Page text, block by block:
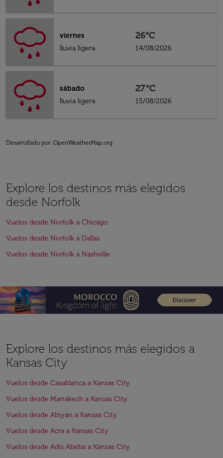
viernes
lluvia ligera
26°C
14/08/2026
sábado
lluvia ligera
27°C
15/08/2026
Desarrollado por: OpenWeatherMap.org
Explore los destinos más elegidos
desde Norfolk
Vuelos desde Norfolk a Chicago
Vuelos desde Norfolk a Dallas
Vuelos desde Norfolk a Nashville
Explore los destinos más elegidos a
Kansas City
Vuelos desde Casablanca a Kansas City
Vuelos desde Marrakech a Kansas City
Vuelos desde Abiyán a Kansas City
Vuelos desde Acra a Kansas City
Vuelos desde Adís Abeba a Kansas City